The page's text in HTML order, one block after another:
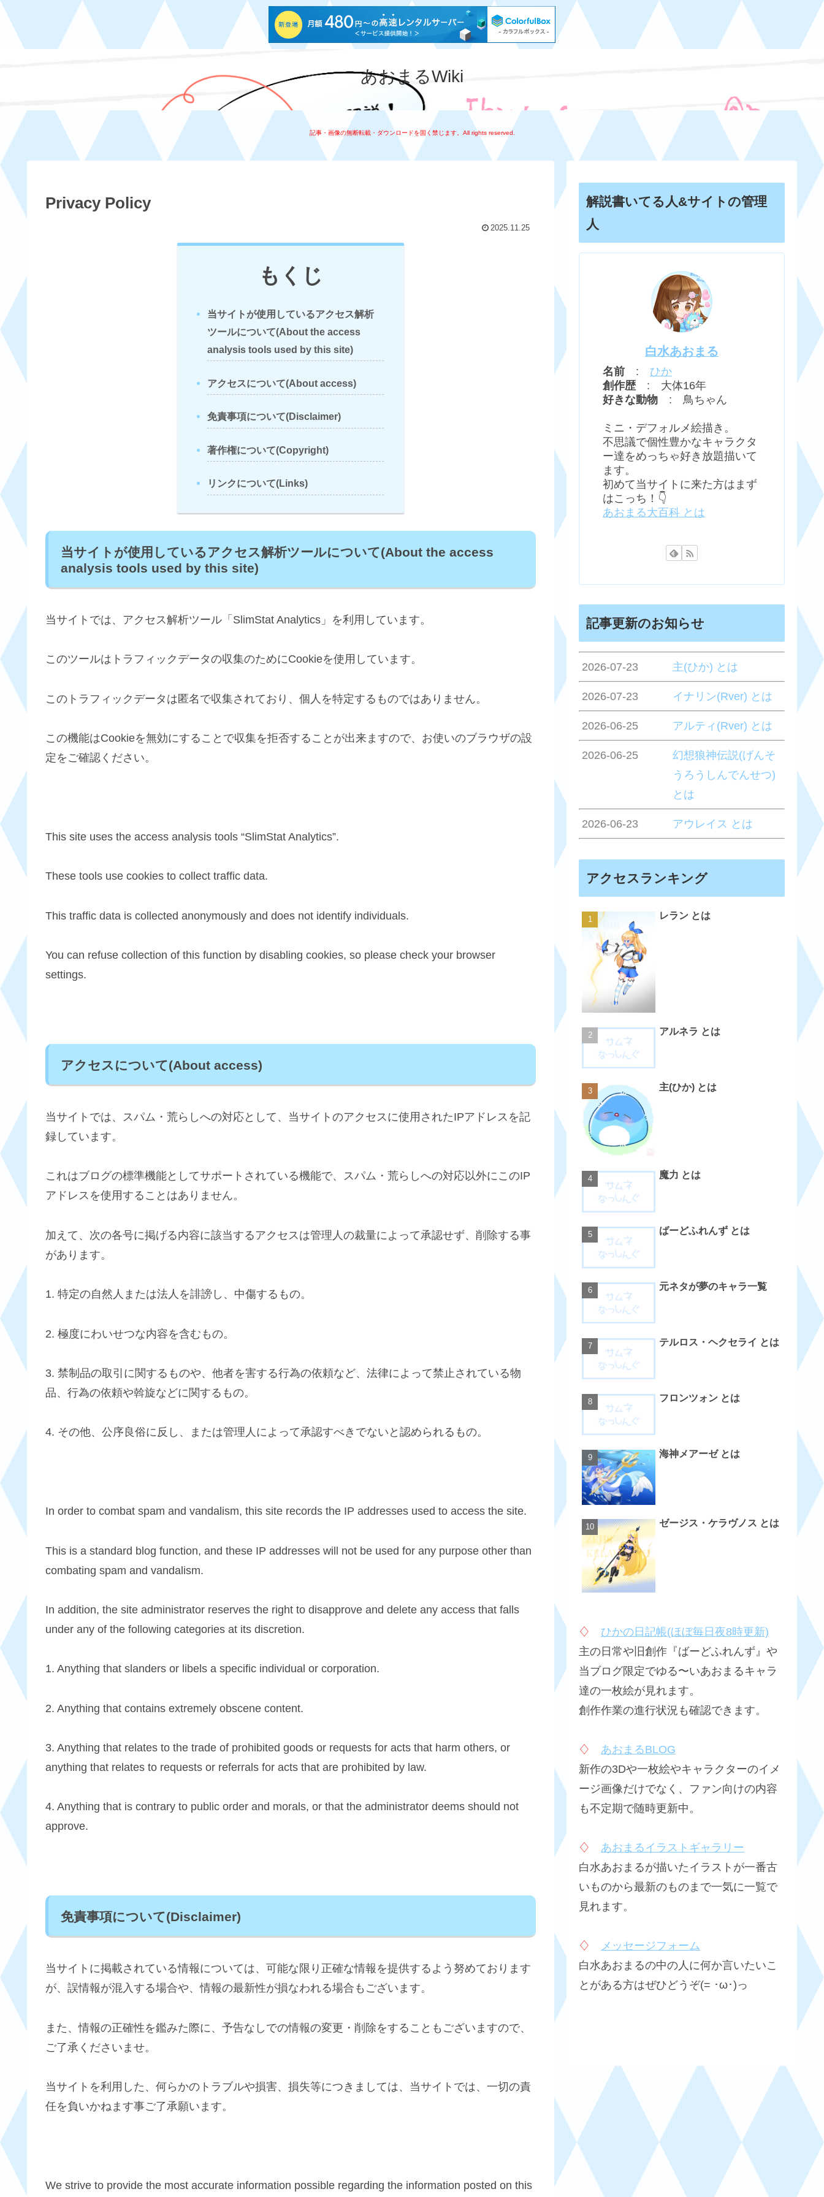
あおまるWiki
記事・画像の無断転載・ダウンロードを固く禁じます。All rights reserved.
Privacy Policy
2025.11.25
もくじ
当サイトが使用しているアクセス解析
ツールについて(About the access
analysis tools used by this site)
アクセスについて(About access)
免責事項について(Disclaimer)
著作権について(Copyright)
リンクについて(Links)
当サイトが使用しているアクセス解析ツールについて(About the access
analysis tools used by this site)
当サイトでは、アクセス解析ツール「SlimStat Analytics」を利用しています。
このツールはトラフィックデータの収集のためにCookieを使用しています。
このトラフィックデータは匿名で収集されており、個人を特定するものではありません。
この機能はCookieを無効にすることで収集を拒否することが出来ますので、お使いのブラウザの設
定をご確認ください。
This site uses the access analysis tools “SlimStat Analytics”.
These tools use cookies to collect traffic data.
This traffic data is collected anonymously and does not identify individuals.
You can refuse collection of this function by disabling cookies, so please check your browser
settings.
アクセスについて(About access)
当サイトでは、スパム・荒らしへの対応として、当サイトのアクセスに使用されたIPアドレスを記
録しています。
これはブログの標準機能としてサポートされている機能で、スパム・荒らしへの対応以外にこのIP
アドレスを使用することはありません。
加えて、次の各号に掲げる内容に該当するアクセスは管理人の裁量によって承認せず、削除する事
があります。
1. 特定の自然人または法人を誹謗し、中傷するもの。
2. 極度にわいせつな内容を含むもの。
3. 禁制品の取引に関するものや、他者を害する行為の依頼など、法律によって禁止されている物
品、行為の依頼や斡旋などに関するもの。
4. その他、公序良俗に反し、または管理人によって承認すべきでないと認められるもの。
In order to combat spam and vandalism, this site records the IP addresses used to access the site.
This is a standard blog function, and these IP addresses will not be used for any purpose other than
combating spam and vandalism.
In addition, the site administrator reserves the right to disapprove and delete any access that falls
under any of the following categories at its discretion.
1. Anything that slanders or libels a specific individual or corporation.
2. Anything that contains extremely obscene content.
3. Anything that relates to the trade of prohibited goods or requests for acts that harm others, or
anything that relates to requests or referrals for acts that are prohibited by law.
4. Anything that is contrary to public order and morals, or that the administrator deems should not
approve.
免責事項について(Disclaimer)
当サイトに掲載されている情報については、可能な限り正確な情報を提供するよう努めております
が、誤情報が混入する場合や、情報の最新性が損なわれる場合もございます。
また、情報の正確性を鑑みた際に、予告なしでの情報の変更・削除をすることもございますので、
ご了承くださいませ。
当サイトを利用した、何らかのトラブルや損害、損失等につきましては、当サイトでは、一切の責
任を負いかねます事ご了承願います。
We strive to provide the most accurate information possible regarding the information posted on this
解説書いてる人&サイトの管理
人
白水あおまる
名前 : ひか
創作歴 : 大体16年
好きな動物 : 鳥ちゃん
ミニ・デフォルメ絵描き。
不思議で個性豊かなキャラクタ
ー達をめっちゃ好き放題描いて
ます。
初めて当サイトに来た方はまず
はこっち！👇
あおまる大百科 とは
記事更新のお知らせ
2026-07-23 主(ひか) とは
2026-07-23 イナリン(Rver) とは
2026-06-25 アルティ(Rver) とは
2026-06-25
幻想狼神伝説(げんそ
うろうしんでんせつ)
とは
2026-06-23 アウレイス とは
アクセスランキング
レラン とは
アルネラ とは
主(ひか) とは
魔力 とは
ばーどふれんず とは
元ネタが夢のキャラ一覧
テルロス・ヘクセライ とは
フロンツォン とは
海神メアーゼ とは
ゼージス・ケラヴノス とは
♢
ひかの日記帳(ほぼ毎日夜8時更新)
主の日常や旧創作『ばーどふれんず』や
当ブログ限定でゆる〜いあおまるキャラ
達の一枚絵が見れます。
創作作業の進行状況も確認できます。
♢
あおまるBLOG
新作の3Dや一枚絵やキャラクターのイメ
ージ画像だけでなく、ファン向けの内容
も不定期で随時更新中。
♢
あおまるイラストギャラリー
白水あおまるが描いたイラストが一番古
いものから最新のものまで一気に一覧で
見れます。
♢
メッセージフォーム
白水あおまるの中の人に何か言いたいこ
とがある方はぜひどうぞ(= ･ω･)っ